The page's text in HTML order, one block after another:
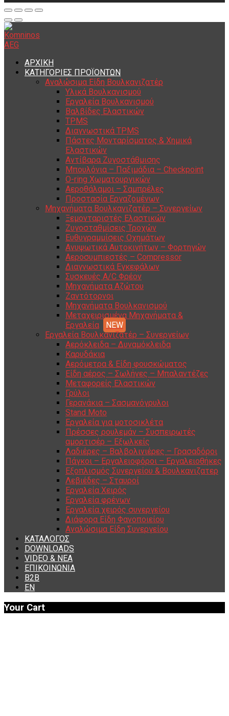
ΑΡΧΙΚΗ
ΚΑΤΗΓΟΡΙΕΣ ΠΡΟΪΟΝΤΩΝ
Αναλώσιμα Είδη Βουλκανιζατέρ
Υλικά Βουλκανισμού
Εργαλεία Βουλκανισμού
Βαλβίδες Ελαστικών
TPMS
Διαγνωστικά TPMS
Πάστες Μονταρίσματος & Χημικά
Ελαστικών
Αντίβαρα Ζυγοστάθμισης
Μπουλόνια – Παξιμάδια – Checkpoint
O-ring Χωματουργικών
Αεροθάλαμοι – Σαμπρέλες
Προστασία Εργαζομένων
Μηχανήματα Βουλκανιζατέρ – Συνεργείων
Ξεμονταριστές Ελαστικών
Ζυγοσταθμίσεις Τροχών
Ευθυγραμμίσεις Οχημάτων
Ανυψωτικά Αυτοκινήτων – Φορτηγών
Αεροσυμπιεστές – Compressor
Διαγνωστικά Εγκεφάλων
Συσκευές A/C Φρέον
Μηχανήματα Αζώτου
Ζαντότορνοι
Μηχανήματα Βουλκανισμού
Μεταχειρισμένα Μηχανήματα &
Εργαλεία
Εργαλεία Βουλκανιζατέρ – Συνεργείων
Αερόκλειδα – Δυναμόκλειδα
Καρυδάκια
Αερόμετρα & Είδη φουσκώματος
Είδη αέρος – Σωλήνες – Μπαλαντέζες
Μεταφορείς Ελαστικών
Γρύλοι
Γερανάκια – Σασμανόγρυλοι
Stand Moto
Εργαλεία για μοτοσικλέτα
Πρέσσες ρουλεμάν – Συσπειρωτές
αμορτισέρ – Εξωλκείς
Λαδιέρες – Βαλβολινιέρες – Γρασαδόροι
Πάγκοι – Εργαλειοφόροι – Εργαλειοθήκες
Εξοπλισμός Συνεργείου & Βουλκανιζατερ
Λεβιέδες – Σταυροί
Εργαλεία Χειρός
Εργαλεία φρένων
Εργαλεία χειρός συνεργείου
Διάφορα Είδη Φανοποιείου
Αναλώσιμα Είδη Συνεργείου
ΚΑΤΑΛΟΓΟΣ
DOWNLOADS
VIDEO & ΝΕΑ
ΕΠΙΚΟΙΝΩΝΙΑ
B2B
ΕΝ
Your Cart